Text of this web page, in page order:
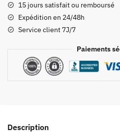
Tanjiro
et
Nezuko
15 jours satisfait ou remboursé
Expédition en 24/48h
Service client 7J/7
Paiements
Description